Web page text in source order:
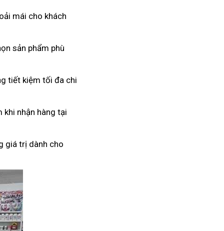
mái cho khách
sản phẩm phù
tiết kiệm tối đa chi
khi nhận hàng tại
giá trị dành cho